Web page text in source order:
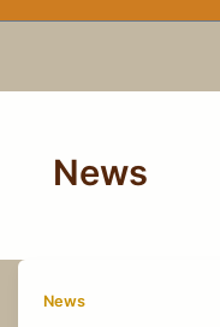
News
News